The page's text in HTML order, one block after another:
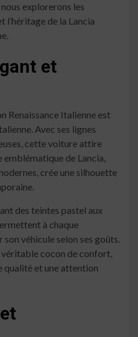
explorerons les
l’héritage de la Lancia
et
Renaissance Italienne est
Avec ses lignes
cette voiture attire
emblématique de Lancia,
crée une silhouette
des teintes pastel aux
à chaque
véhicule selon ses goûts.
véritable cocon de confort,
qualité et une attention